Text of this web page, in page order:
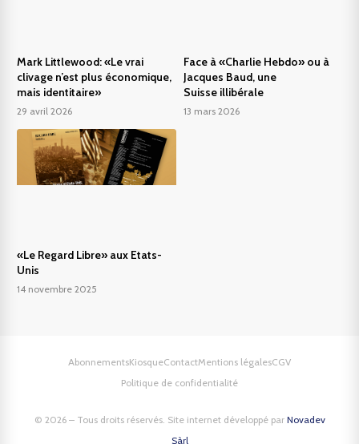
Mark Littlewood: «Le vrai
clivage n’est plus économique,
mais identitaire»
29 avril 2026
Face à «Charlie Hebdo» ou à
Jacques Baud, une
Suisse illibérale
13 mars 2026
«Le Regard Libre» aux Etats-
Unis
14 novembre 2025
© 2026 – Tous droits réservés. Site internet développé par Novadev
Sàrl
AbonnementsKiosqueContactMentions légalesCGV
Politique de confidentialité